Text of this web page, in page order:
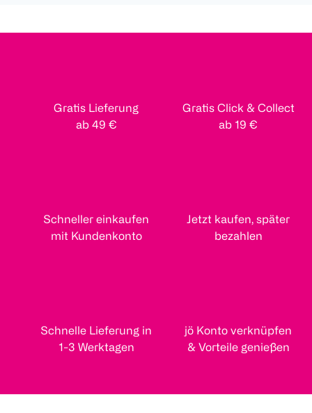
Gratis Lieferung
ab 49 €
Gratis Click & Collect
ab 19 €
Schneller einkaufen
mit Kundenkonto
Jetzt kaufen, später
bezahlen
Schnelle Lieferung in
1-3 Werktagen
jö Konto verknüpfen
& Vorteile genießen